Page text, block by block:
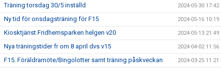
Träning torsdag 30/5 inställd 2024-05-30 17:42
Ny tid för onsdagsträning för F15 2024-05-16 10:19
Kiosktjänst Fridhemsparken helgen v20 2024-05-13 21:49
Nya träningstider fr om 8 april dvs v15 2024-04-02 11:56
F15. Föräldramöte/Bingolotter samt träning påskveckan 2024-03-25 11:21